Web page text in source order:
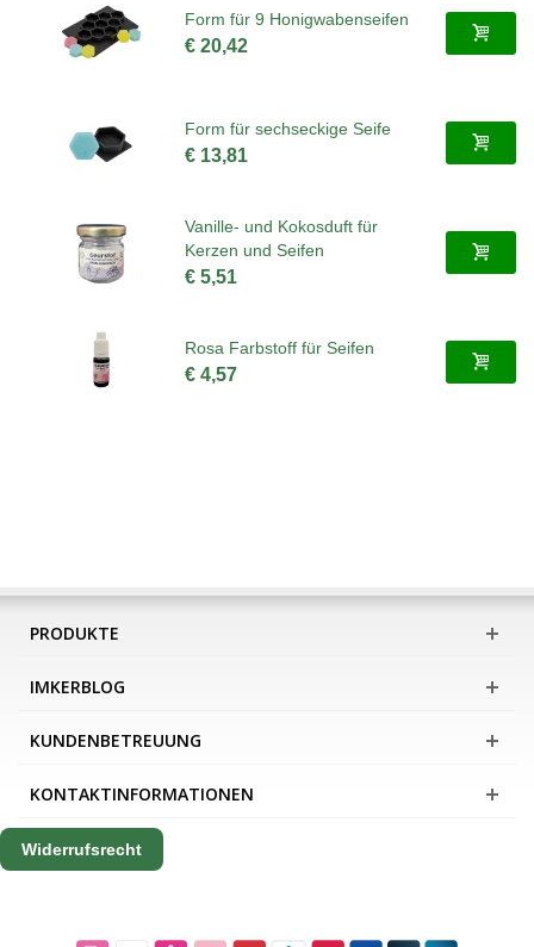
Form für 9 Honigwabenseifen
€ 20,42
Form für sechseckige Seife
€ 13,81
Vanille- und Kokosduft für
Kerzen und Seifen
€ 5,51
Rosa Farbstoff für Seifen
€ 4,57
PRODUKTE
IMKERBLOG
KUNDENBETREUUNG
KONTAKTINFORMATIONEN
Widerrufsrecht